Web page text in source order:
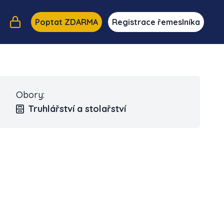
Poptat ZDARMA Registrace řemeslníka
Obory:
Truhlářství a stolařství